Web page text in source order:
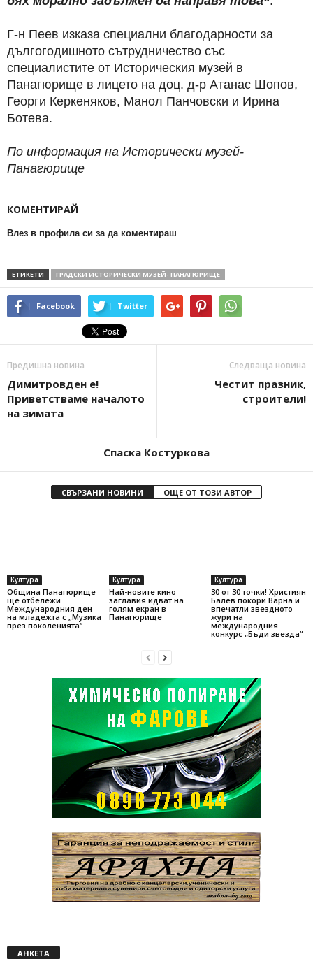
Г-н Пеев изказа специални благодарности за
дългогодишното сътрудничество със
специалистите от Историческия музей в
Панагюрище в лицето на доц. д-р Атанас Шопов,
Георги Керкеняков, Манол Панчовски и Ирина
Ботева.
По информация на Исторически музей-
Панагюрище
КОМЕНТИРАЙ
Влез в профила си за да коментираш
ЕТИКЕТИ ГРАДСКИ ИСТОРИЧЕСКИ МУЗЕЙ- ПАНАГЮРИЩЕ
Facebook Twitter
Предишна новина
Димитровден е!
Приветстваме началото
на зимата
Следваща новина
Честит празник,
строители!
Спаска Костуркова
СВЪРЗАНИ НОВИНИ ОЩЕ ОТ ТОЗИ АВТОР
Култура
Община Панагюрище
ще отбележи
Международния ден
на младежта с „Музика
през поколенията“
Култура
Най-новите кино
заглавия идват на
голям екран в
Панагюрище
Култура
30 от 30 точки! Християн
Балев покори Варна и
впечатли звездното
жури на
международния
конкурс „Бъди звезда“
АНКЕТА